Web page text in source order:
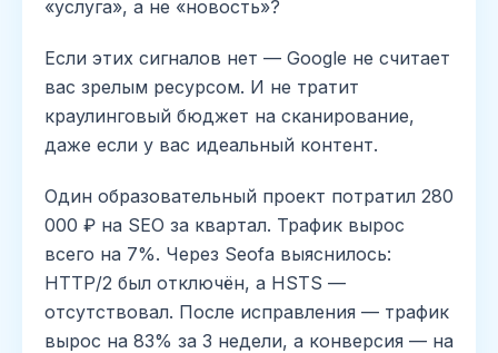
«услуга», а не «новость»?
Если этих сигналов нет — Google не считает
вас зрелым ресурсом. И не тратит
краулинговый бюджет на сканирование,
даже если у вас идеальный контент.
Один образовательный проект потратил 280
000 ₽ на SEO за квартал. Трафик вырос
всего на 7%. Через Seofa выяснилось:
HTTP/2 был отключён, а HSTS —
отсутствовал. После исправления — трафик
вырос на 83% за 3 недели, а конверсия — на